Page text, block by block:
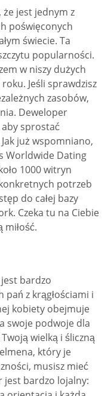
że jest jednym z
poświęconych
świecie. Ta
popularności.
w niszy dużych
Jeśli sprawdzisz
zasobów,
Deweloper
sprostać
już wspomniano,
Worldwide Dating
1000 witryn
potrzeb
do całej bazy
Czeka tu na Ciebie
miłość.
bardzo
pań z krągłościami i
kobiety obejmuje
swoje podwoje dla
wielką i śliczną
który je
musisz mieć
jest bardzo lojalny: